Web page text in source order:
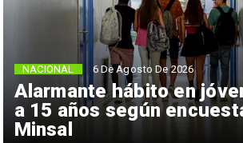
Alarmante hábito en
a 15 años según
Minsal
NACIONAL 6 De Agosto De 2026